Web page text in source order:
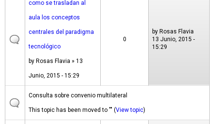
como se trasladan al
aula los conceptos
centrales del paradigma
tecnológico
by Rosas Flavia » 13
Junio, 2015 - 15:29
0
by Rosas Flavia
13 Junio, 2015 -
15:29
Consulta sobre convenio multilateral
This topic has been moved to "" (View topic)